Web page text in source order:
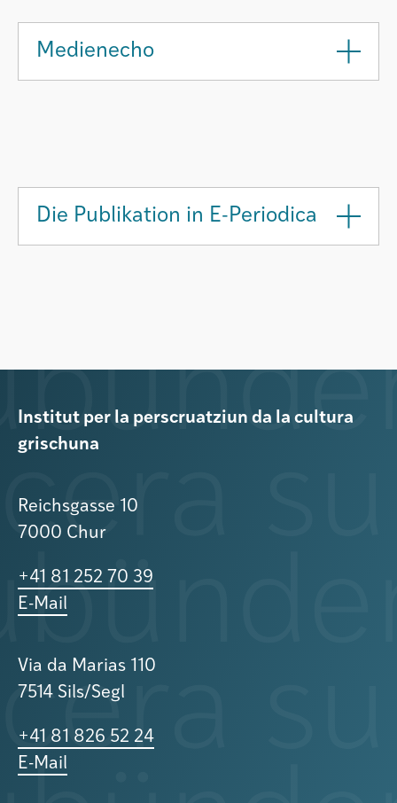
Medienecho
Die Publikation in E-Periodica
Institut per la perscruatziun da la cultura
grischuna
Reichsgasse 10
7000 Chur
+41 81 252 70 39
E-Mail
Via da Marias 110
7514 Sils/Segl
+41 81 826 52 24
E-Mail